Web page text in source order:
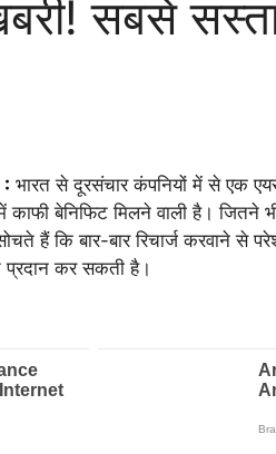
सबसे सस्ता
भारत से दूरसंचार कंपनियों में से एक
काफी बेनिफिट मिलने वाली है।
हैं कि बार-बार रिचार्ज करवाने से
प्रदान कर सकती है।